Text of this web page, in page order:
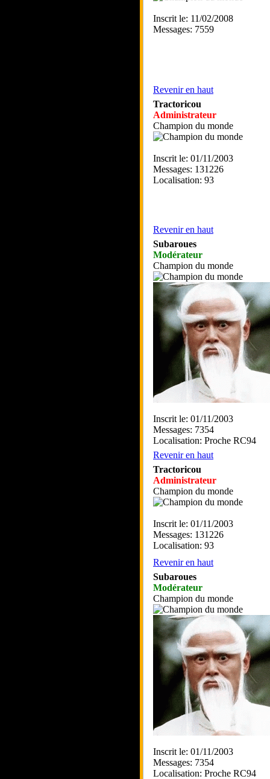
Inscrit le: 11/02/2008
Messages: 7559
Revenir en haut
Tractoricou
Administrateur
Champion du monde
Inscrit le: 01/11/2003
Messages: 131226
Localisation: 93
Revenir en haut
Subaroues
Modérateur
Champion du monde
Inscrit le: 01/11/2003
Messages: 7354
Localisation: Proche RC94
Revenir en haut
Tractoricou
Administrateur
Champion du monde
Inscrit le: 01/11/2003
Messages: 131226
Localisation: 93
Revenir en haut
Subaroues
Modérateur
Champion du monde
Inscrit le: 01/11/2003
Messages: 7354
Localisation: Proche RC94